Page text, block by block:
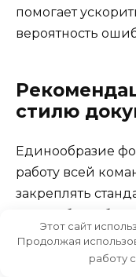
помогает
вероятность
стилю
Единообразие
работу всей
закреплять
масштабам,
Важно, чтобы
подписку и
Этот сайт
Продолжая
работу